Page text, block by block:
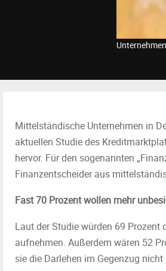
Mittelständische Unternehmen in
aktuellen Studie des
hervor. Für den sogenannten
Finanzentscheider aus
Fast 70 Prozent wollen mehr
Laut der Studie würden 69 Prozent
aufnehmen. Außerdem wären 52
sie die Darlehen im Gegenzug